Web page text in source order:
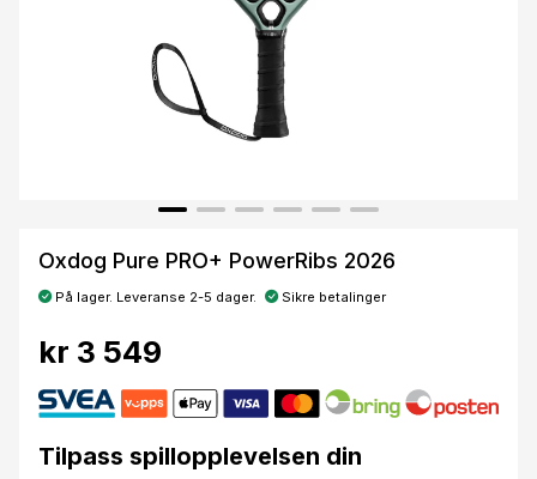
Oxdog Pure PRO+ PowerRibs 2026
På lager. Leveranse 2-5 dager. Sikre betalinger
kr 3 549
Tilpass spillopplevelsen din